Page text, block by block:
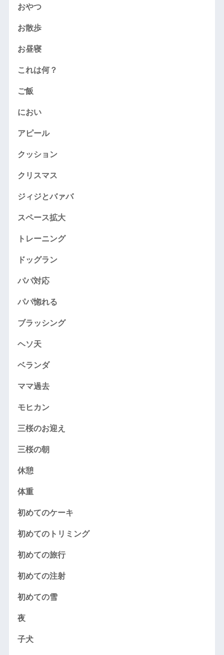
おやつ
お散歩
お昼寝
これは何？
ご飯
におい
アピール
クッション
クリスマス
ジィジとバァバ
スペース拡大
トレーニング
ドッグラン
パパ対応
パパ惚れる
ブラッシング
ヘソ天
ベランダ
ママ過去
モヒカン
三桜のお迎え
三桜の朝
休憩
体重
初めてのケーキ
初めてのトリミング
初めての旅行
初めての注射
初めての雪
夜
子犬